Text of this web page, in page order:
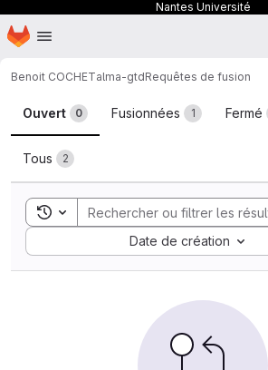
Nantes Université
Passer au contenu principal
Page d'accueil
Benoit COCHETalma-gtdRequêtes de fusion
Requêtes de
Ouvert 0 Fusionnées 1 Fermé
Tous 2
Toggle search history
Date de création
Sort by: